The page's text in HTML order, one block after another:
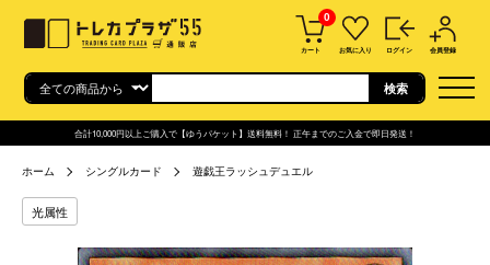
0
カート お気に入り ログイン 会員登録
合計10,000円以上ご購入で【ゆうパケット】送料無料！ 正午までのご入金で即日発送！
ホーム シングルカード 遊戯王ラッシュデュエル
光属性